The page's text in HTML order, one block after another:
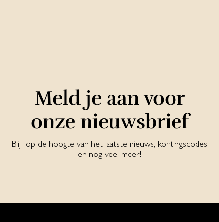
Meld je aan voor
onze nieuwsbrief
Blijf op de hoogte van het laatste nieuws, kortingscodes
en nog veel meer!